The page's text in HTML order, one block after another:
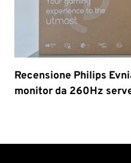
Recensione Philips
monitor da 260Hz